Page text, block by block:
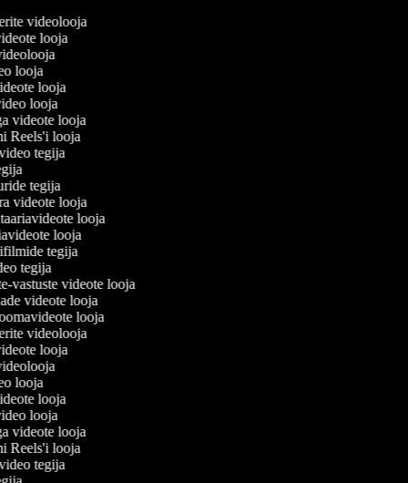
videolooja
looja
looja
looja
looja
videote looja
Reels'i looja
tegija
tegija
videote looja
looja
looja
tegija
tegija
vastuste videote looja
videote looja
looja
videolooja
looja
looja
looja
looja
videote looja
Reels'i looja
tegija